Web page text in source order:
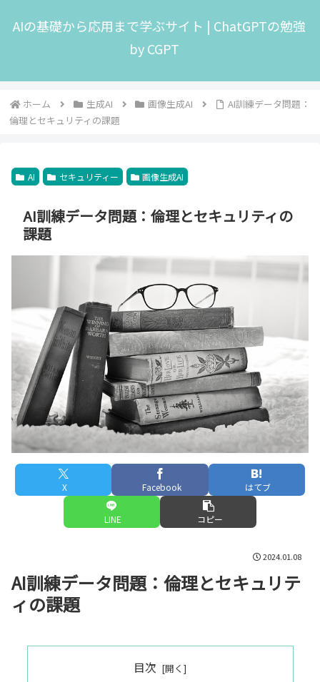
AIの基礎から応用まで学ぶサイト | ChatGPTの勉強
by CGPT
ホーム 生成AI 画像生成AI
AI訓練データ問題：
倫理とセキュリティの課題
AI セキュリティー 画像生成AI
AI訓練データ問題：倫理とセキュリティの
課題
X Facebook はてブ
LINE コピー
2024.01.08
AI訓練データ問題：倫理とセキュリテ
ィの課題
目次